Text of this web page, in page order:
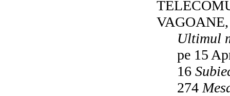
Ultimul
pe 15
16
274